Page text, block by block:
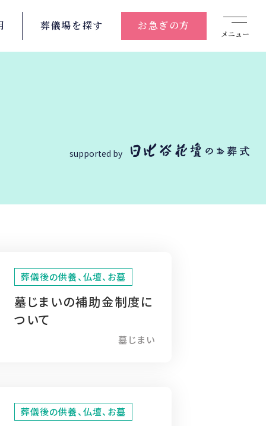
メニュー
葬儀場を探す お急ぎの方
supported by
葬儀後の供養、仏壇、お墓
墓じまいの補助金制度に
ついて
墓じまい
葬儀後の供養、仏壇、お墓